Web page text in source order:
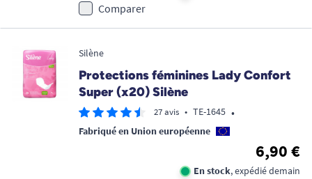
Comparer
Silène
Protections féminines Lady Confort
Super (x20) Silène
27 avis • TE-1645 •
Fabriqué en Union européenne
6,90 €
En stock, expédié demain